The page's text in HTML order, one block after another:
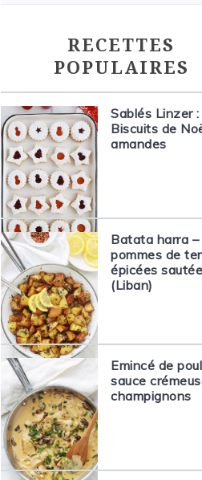
RECETTES
POPULAIRES
Sablés Linzer :
Biscuits de
amandes
Batata harra –
pommes de
épicées
(Liban)
Emincé de
sauce
champignons